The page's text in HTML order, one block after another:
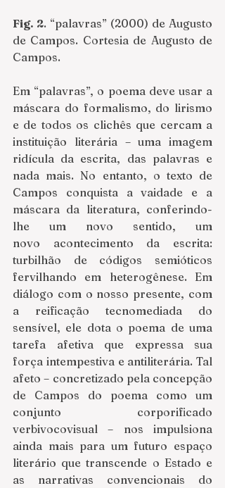
Fig. 2. “palavras” (2000) de Augusto
de Campos. Cortesia de Augusto de
Campos.
Em “palavras”, o poema deve usar a
máscara do formalismo, do lirismo
e de todos os clichês que cercam a
instituição literária – uma imagem
ridícula da escrita, das palavras e
nada mais. No entanto, o texto de
Campos conquista a vaidade e a
máscara da literatura, conferindo-
lhe um novo sentido, um
novo acontecimento da escrita:
turbilhão de códigos semióticos
fervilhando em heterogênese. Em
diálogo com o nosso presente, com
a reificação tecnomediada do
sensível, ele dota o poema de uma
tarefa afetiva que expressa sua
força intempestiva e antiliterária. Tal
afeto – concretizado pela concepção
de Campos do poema como um
conjunto corporificado
verbivocovisual – nos impulsiona
ainda mais para um futuro espaço
literário que transcende o Estado e
as narrativas convencionais do